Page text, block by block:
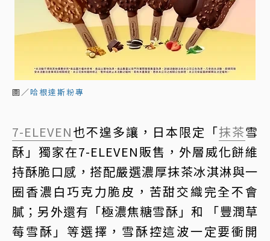
圖／哈根達斯粉專
7-ELEVEN也不遑多讓，日本限定「抹茶雪
酥」獨家在7-ELEVEN販售，外層威化餅維
持酥脆口感，搭配嚴選濃厚抹茶冰淇淋與一
圈香濃白巧克力脆皮，苦甜交織完全不會
膩；另外還有「極濃焦糖雪酥」和 「豐潤草
莓雪酥」等選擇，雪酥控這波一定要衝開